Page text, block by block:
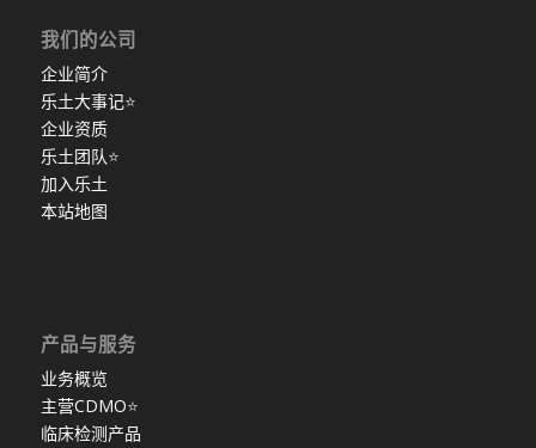
我们的公司
企业简介
乐土大事记⭐
企业资质
乐土团队⭐
加入乐土
本站地图
产品与服务
业务概览
主营CDMO⭐
临床检测产品